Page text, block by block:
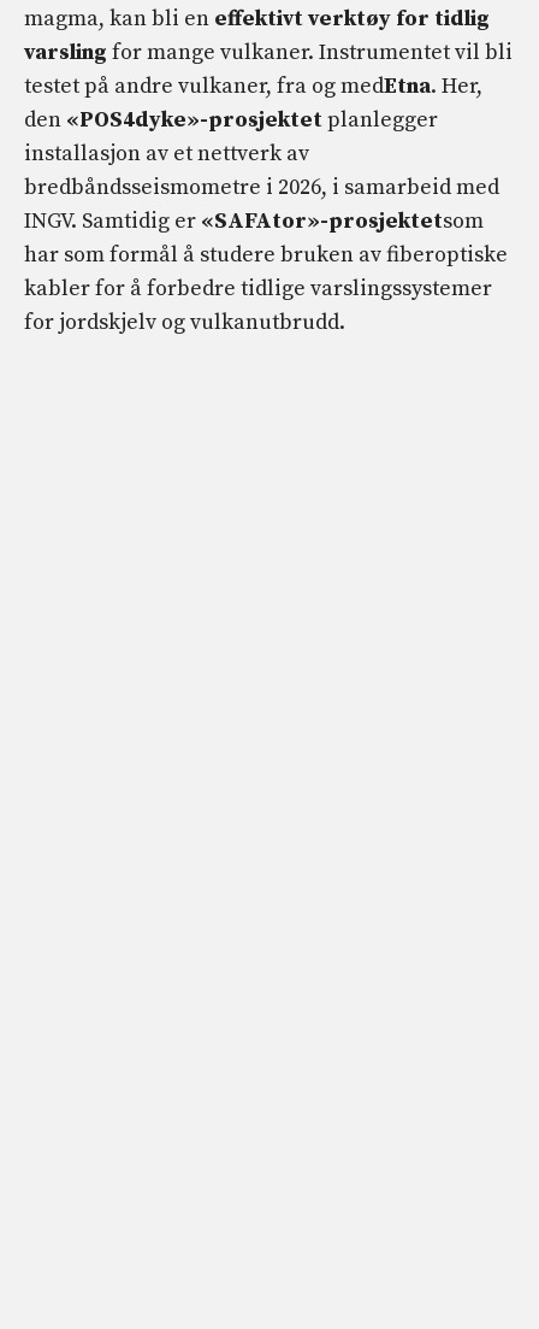
magma, kan bli en effektivt verktøy for tidlig
varsling for mange vulkaner. Instrumentet vil bli
testet på andre vulkaner, fra og medEtna. Her,
den «POS4dyke»-prosjektetplanlegger
installasjon av et nettverk av
bredbåndsseismometre i 2026, i samarbeid med
INGV. Samtidig er «SAFAtor»-prosjektetsom
har som formål å studere bruken av fiberoptiske
kabler for å forbedre tidlige varslingssystemer
for jordskjelv og vulkanutbrudd.